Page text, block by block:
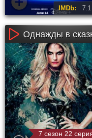
IMDb: 7.1
Однажды в
7 сезон 22